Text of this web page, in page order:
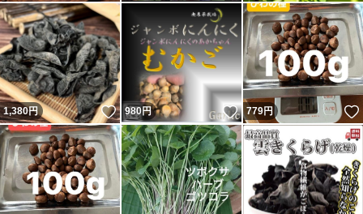
1,380円 いいね！
980円 いいね！
779円